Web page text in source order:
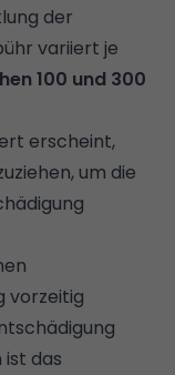
der
variiert je
100 und 300
erscheint,
um die
vorzeitig
ist das